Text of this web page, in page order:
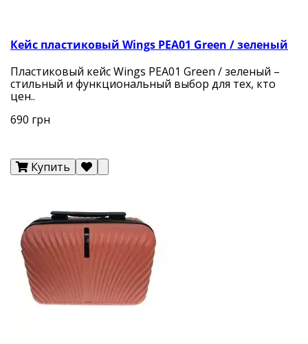
Кейс пластиковый Wings PEA01 Green / зеленый
Пластиковый кейс Wings PEA01 Green / зеленый –
стильный и функциональный выбор для тех, кто
цен..
690 грн
Купить